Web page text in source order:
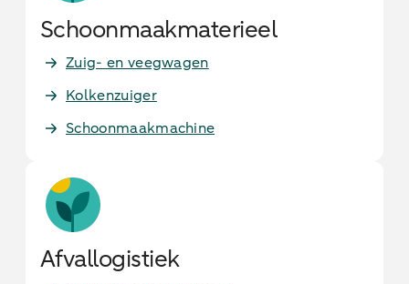
Schoon­maak­ma­te­ri­eel
Zuig- en veegwagen
Kolkenzuiger
Schoonmaakmachine
Af­val­lo­gis­tiek